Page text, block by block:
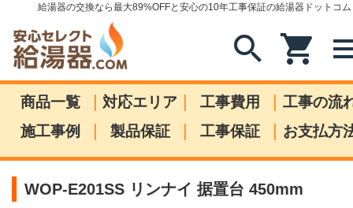
給湯器の交換なら最大89%OFFと安心の10年工事保証の給湯器ドットコム
search shopping_cart
商品一覧 | 対応エリア | 工事費用 | 工事の流
施工事例
| 製品保証 | 工事保証 | お支払方
WOP-E201SS リンナイ 据置台 450mm